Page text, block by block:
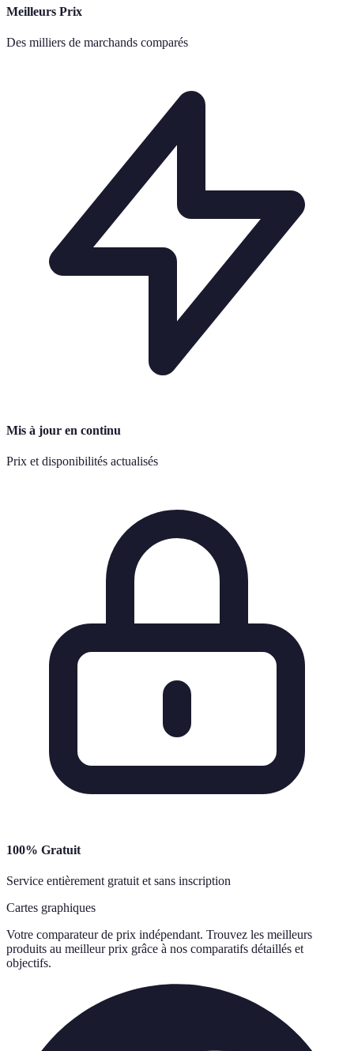
Meilleurs Prix
Des milliers de marchands comparés
Mis à jour en continu
Prix et disponibilités actualisés
100% Gratuit
Service entièrement gratuit et sans inscription
Cartes graphiques
Votre comparateur de prix indépendant. Trouvez les meilleurs
produits au meilleur prix grâce à nos comparatifs détaillés et
objectifs.